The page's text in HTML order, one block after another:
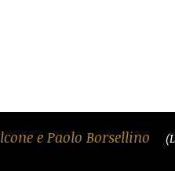
e Paolo Borsellino